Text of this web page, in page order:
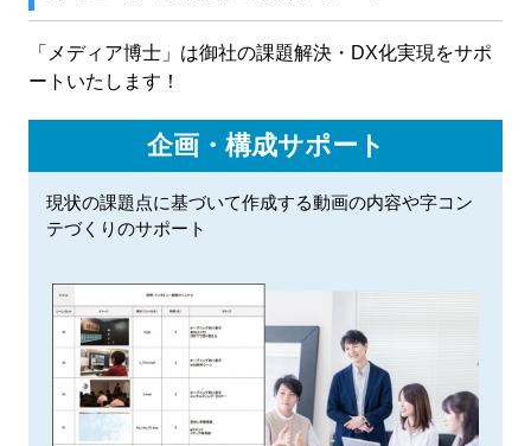
「メディア博士」は御社の課題解決・DX化実現をサポ
ートいたします！
企画・構成サポート
現状の課題点に基づいて作成する動画の内容や字コン
テづくりのサポート